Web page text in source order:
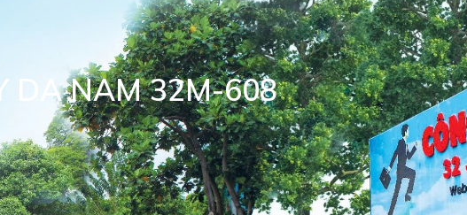
DA NAM 32M-608